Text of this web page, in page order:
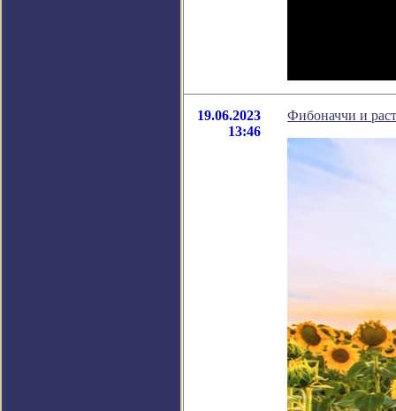
19.06.2023
13:46
Фибоначчи и